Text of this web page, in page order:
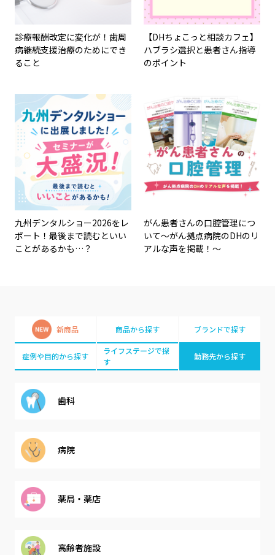
診療報酬改定に変化が！歯周
病継続支援治療のためにでき
ること
【DHちょこっと相談カフェ】
ハブラシ選択と患者さん指導
のポイント
九州デンタルショー2026をレ
ポート！最後まで読むといい
ことがあるかも…？
がん患者さんの口腔管理につ
いて～がん拠点病院のDHのリ
アルな声を掲載！～
新商品 商品から探す ブランドで探す
症例や目的から探す
ライフステージで探
す
勤務先から探す
歯科
病院
薬局・薬店
高齢者施設